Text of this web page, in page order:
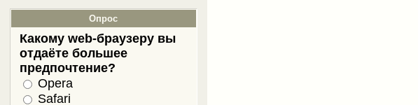
Опрос
Какому web-браузеру вы
отдаёте большее
предпочтение?
Opera
Safari